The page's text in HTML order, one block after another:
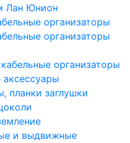
Лан Юнион
организаторы
организаторы
организаторы
планки заглушки
и выдвижные